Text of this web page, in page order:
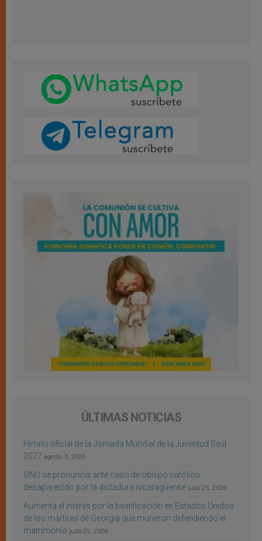
ÚLTIMAS NOTICIAS
Himno oficial de la Jornada Mundial de la Juventud Seúl
2027 agosto 3, 2026
ONU se pronuncia ante caso de obispo católico
desaparecido por la dictadura nicaragüense julio 25, 2026
Aumenta el interés por la beatificación en Estados Unidos
de los mártires de Georgia que murieron defendiendo el
matrimonio julio 25, 2026